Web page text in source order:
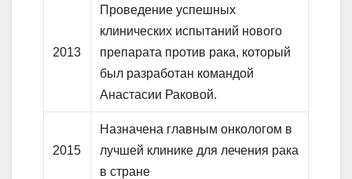
2013
Проведение успешных
клинических испытаний нового
препарата против рака, который
был разработан командой
Анастасии Раковой.
2015
Назначена главным онкологом в
лучшей клинике для лечения рака
в стране